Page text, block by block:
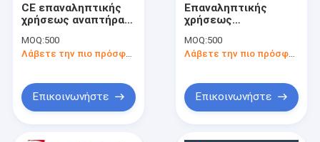
CE επαναληπτικής
χρήσεως αναπτήρας
μαγειρεύοντας
MOQ:500
Λάβετε την πιο πρόσφατη τιμή
Επικοινωνήστε
Επαναληπτικής
χρήσεως
20cm πυροβόλο
όπλο φανών
MOQ:500
Λάβετε την πιο πρόσφατη τιμή
Επικοινωνήστε